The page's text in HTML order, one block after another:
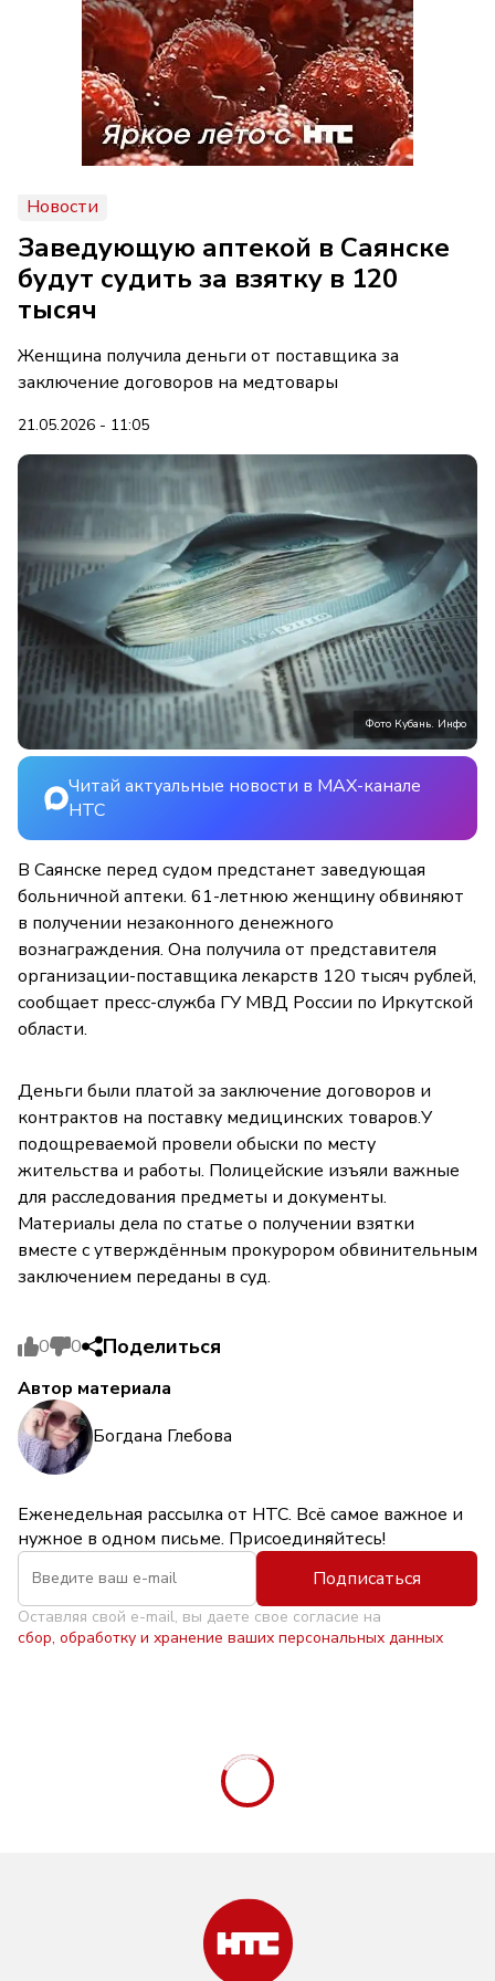
Новости
Заведующую аптекой в Саянске
будут судить за взятку в 120
тысяч
Женщина получила деньги от поставщика за
заключение договоров на медтовары
21.05.2026 - 11:05
Фото Кубань. Инфо
Читай актуальные новости в MAX-канале
НТС
В Саянске перед судом предстанет заведующая
больничной аптеки. 61-летнюю женщину обвиняют
в получении незаконного денежного
вознаграждения. Она получила от представителя
организации-поставщика лекарств 120 тысяч рублей,
сообщает пресс-служба ГУ МВД России по Иркутской
области.
Деньги были платой за заключение договоров и
контрактов на поставку медицинских товаров.У
подощреваемой провели обыски по месту
жительства и работы. Полицейские изъяли важные
для расследования предметы и документы.
Материалы дела по статье о получении взятки
вместе с утверждённым прокурором обвинительным
заключением переданы в суд.
0 0 Поделиться
Автор материала
Богдана Глебова
Еженедельная рассылка от НТС. Всё самое важное и
нужное в одном письме. Присоединяйтесь!
Подписаться
Оставляя свой e-mail, вы даете свое согласие на
сбор, обработку и хранение ваших персональных данных